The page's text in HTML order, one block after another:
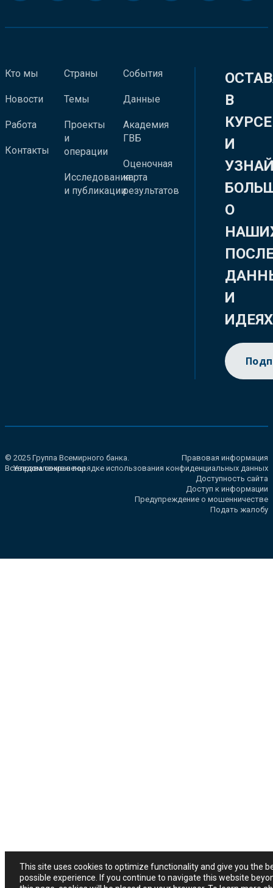
Кто мы
Новости
Работа
Контакты
Страны
Темы
Проекты
и
операции
Исследования
и публикации
События
Данные
Академия
ГВБ
Оценочная
карта
результатов
В
КУРСЕ
И
О
И
ИДЕЯХ
© 2025 Группа Всемирного банка.
Все права сохранены.
Правовая информация
Уведомление о порядке использования конфиденциальных данных
Доступность сайта
Доступ к информации
Предупреждение о мошенничестве
Подать жалобу
This site uses cookies to optimize functionality and give you the
possible experience. If you continue to navigate this website